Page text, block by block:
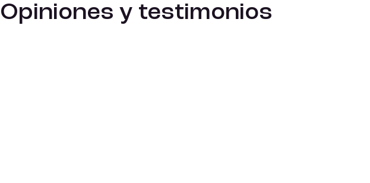
Opiniones y testimonios